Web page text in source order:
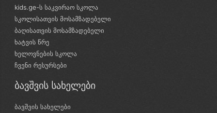
kids.ge-ს საკვირაო სკოლა
სკოლისათვის მოსამზადებელი
ბაღისათვის მოსამზადებელი
ხატვის წრე
ხელოვნების სკოლა
ჩვენი რესურსები
ბავშვის სახელები
ბავშვის სახელები